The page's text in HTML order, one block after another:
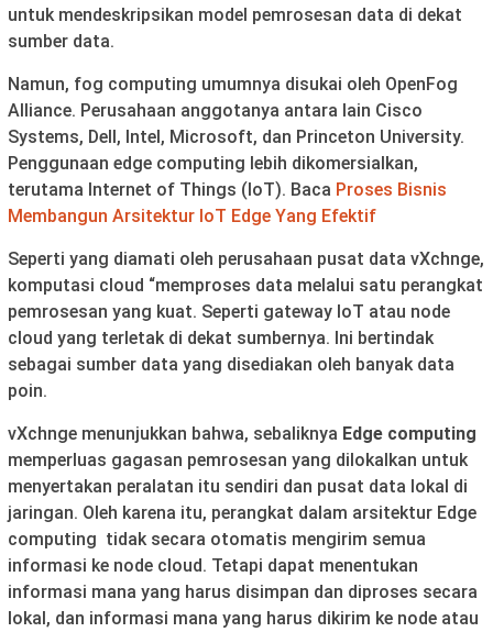
untuk mendeskripsikan model pemrosesan data di dekat
sumber data.
Namun, fog computing umumnya disukai oleh OpenFog
Alliance. Perusahaan anggotanya antara lain Cisco
Systems, Dell, Intel, Microsoft, dan Princeton University.
Penggunaan edge computing lebih dikomersialkan,
terutama Internet of Things (IoT). Baca Proses Bisnis
Membangun Arsitektur IoT Edge Yang Efektif
Seperti yang diamati oleh perusahaan pusat data vXchnge,
komputasi cloud “memproses data melalui satu perangkat
pemrosesan yang kuat. Seperti gateway IoT atau node
cloud yang terletak di dekat sumbernya. Ini bertindak
sebagai sumber data yang disediakan oleh banyak data
poin.
vXchnge menunjukkan bahwa, sebaliknya Edge computing
memperluas gagasan pemrosesan yang dilokalkan untuk
menyertakan peralatan itu sendiri dan pusat data lokal di
jaringan. Oleh karena itu, perangkat dalam arsitektur Edge
computing tidak secara otomatis mengirim semua
informasi ke node cloud. Tetapi dapat menentukan
informasi mana yang harus disimpan dan diproses secara
lokal, dan informasi mana yang harus dikirim ke node atau